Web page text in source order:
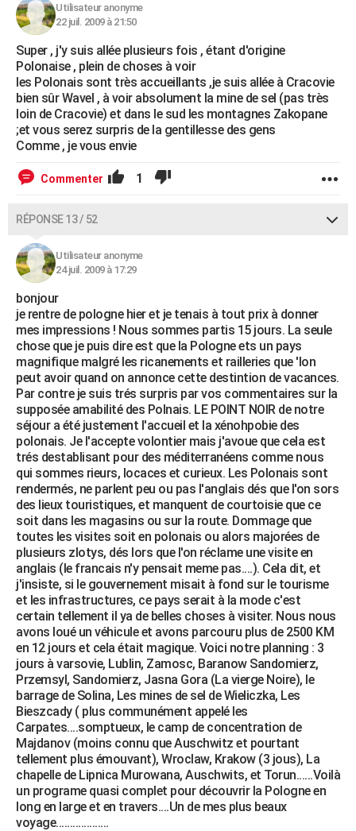
Utilisateur anonyme
22 juil. 2009 à 21:50
Super , j'y suis allée plusieurs fois , étant d'origine
Polonaise , plein de choses à voir
les Polonais sont très accueillants ,je suis allée à Cracovie
bien sûr Wavel , à voir absolument la mine de sel (pas très
loin de Cracovie) et dans le sud les montagnes Zakopane
;et vous serez surpris de la gentillesse des gens
Comme , je vous envie
Commenter 1
RÉPONSE 13 / 52
Utilisateur anonyme
24 juil. 2009 à 17:29
bonjour
je rentre de pologne hier et je tenais à tout prix à donner
mes impressions ! Nous sommes partis 15 jours. La seule
chose que je puis dire est que la Pologne ets un pays
magnifique malgré les ricanements et railleries que 'lon
peut avoir quand on annonce cette destintion de vacances.
Par contre je suis trés surpris par vos commentaires sur la
supposée amabilité des Polnais. LE POINT NOIR de notre
séjour a été justement l'accueil et la xénohpobie des
polonais. Je l'accepte volontier mais j'avoue que cela est
trés destablisant pour des méditerranéens comme nous
qui sommes rieurs, locaces et curieux. Les Polonais sont
rendermés, ne parlent peu ou pas l'anglais dés que l'on sors
des lieux touristiques, et manquent de courtoisie que ce
soit dans les magasins ou sur la route. Dommage que
toutes les visites soit en polonais ou alors majorées de
plusieurs zlotys, dés lors que l'on réclame une visite en
anglais (le francais n'y pensait meme pas....). Cela dit, et
j'insiste, si le gouvernement misait à fond sur le tourisme
et les infrastructures, ce pays serait à la mode c'est
certain tellement il ya de belles choses à visiter. Nous nous
avons loué un véhicule et avons parcouru plus de 2500 KM
en 12 jours et cela était magique. Voici notre planning : 3
jours à varsovie, Lublin, Zamosc, Baranow Sandomierz,
Przemsyl, Sandomierz, Jasna Gora (La vierge Noire), le
barrage de Solina, Les mines de sel de Wieliczka, Les
Bieszcady ( plus communément appelé les
Carpates....somptueux, le camp de concentration de
Majdanov (moins connu que Auschwitz et pourtant
tellement plus émouvant), Wroclaw, Krakow (3 jous), La
chapelle de Lipnica Murowana, Auschwits, et Torun......Voilà
un programe quasi complet pour découvrir la Pologne en
long en large et en travers....Un de mes plus beaux
voyage...................